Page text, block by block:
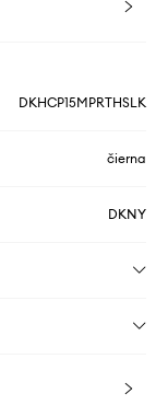
DKHCP15MPRTHSLK
čierna
DKNY